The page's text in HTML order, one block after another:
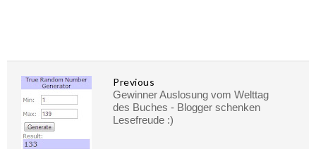
Previous
Gewinner Auslosung vom Welttag
des Buches - Blogger schenken
Lesefreude :)